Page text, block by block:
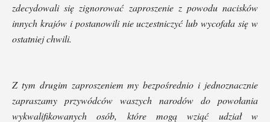
zdecydowali się zignorować zaproszenie z powodu nacisków
innych krajów i postanowili nie uczestniczyć lub wycofała się w
ostatniej chwili.
Z tym drugim zaproszeniem my bezpośrednio i jednoznacznie
zapraszamy przywódców waszych narodów do powołania
wykwalifikowanych osób, które mogą wziąć udział w